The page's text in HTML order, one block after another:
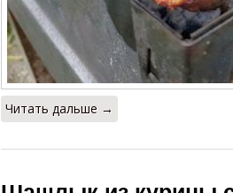
Читать дальше →